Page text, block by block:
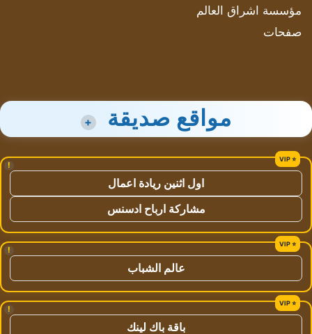
مؤسسة اشراق العالم
صفحات
مواقع صديقة +
!
اول اثنين ريادة اعمال
مشاركة ارباح ادسنس
!
عالم الشباب
!
باقة باك لينك